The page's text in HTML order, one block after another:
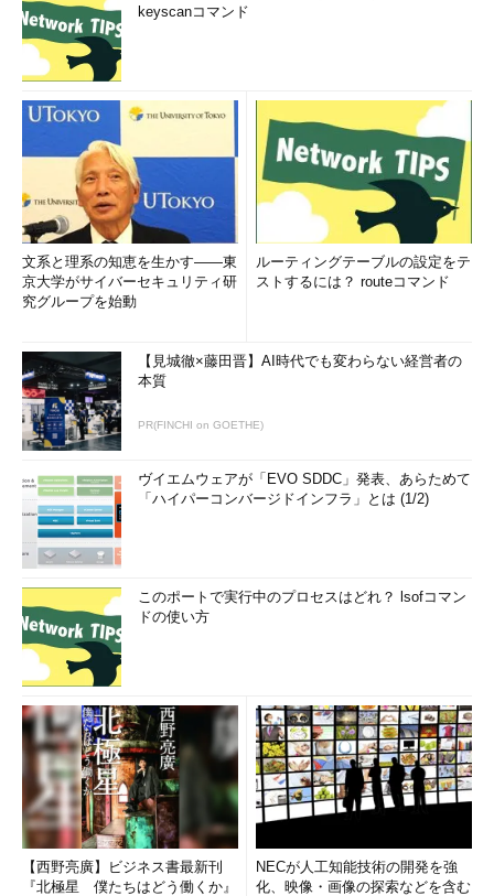
keyscanコマンド
文系と理系の知恵を生かす――東
京大学がサイバーセキュリティ研
究グループを始動
ルーティングテーブルの設定をテ
ストするには？ routeコマンド
【見城徹×藤田晋】AI時代でも変わらない経営者の
本質
PR(FINCHI on GOETHE)
ヴイエムウェアが「EVO SDDC」発表、あらためて
「ハイパーコンバージドインフラ」とは (1/2)
このポートで実行中のプロセスはどれ？ lsofコマン
ドの使い方
【西野亮廣】ビジネス書最新刊
『北極星 僕たちはどう働くか』
NECが人工知能技術の開発を強
化、映像・画像の探索などを含む